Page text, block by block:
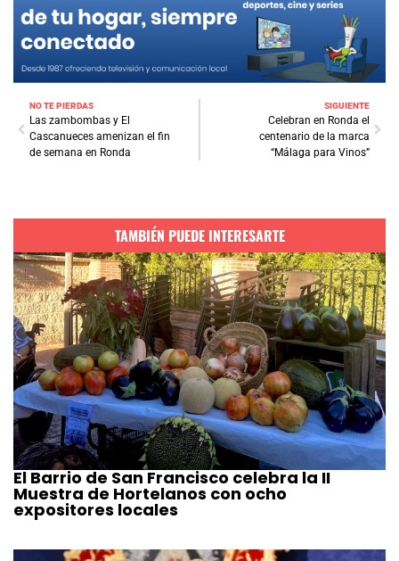
NO TE PIERDAS
Las zambombas y El
Cascanueces amenizan el fin
de semana en Ronda
SIGUIENTE
Celebran en Ronda el
centenario de la marca
“Málaga para Vinos”
TAMBIÉN PUEDE INTERESARTE
El Barrio de San Francisco celebra la II
Muestra de Hortelanos con ocho
expositores locales